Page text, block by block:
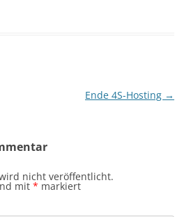
Ende 4S-Hosting →
nicht veröffentlicht.
mit * markiert